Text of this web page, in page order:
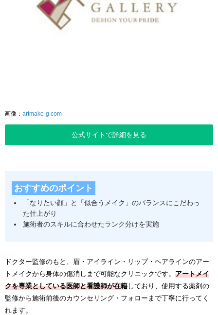
画像： artmake-g.com
公式サイトで詳細を見る
おすすめのポイント
「なりたい顔」と「似合うメイク」のバランスにこだわっ
た仕上がり
施術者のスキルに合わせたランク分けを実施
ドクター監修のもと、眉・アイライン・リップ・ヘアラインのアー
トメイクから身体の傷消しまで可能なクリニックです。 アートメイ
クを専業としている医師と看護師が在籍しており、使用する薬剤の
監修から施術前後のカウンセリング・フォローまで丁寧に行ってく
れます。